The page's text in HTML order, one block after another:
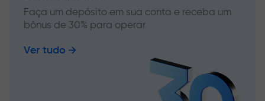
Faça um depósito em sua conta e receba um
bônus de 30% para operar
Ver tudo